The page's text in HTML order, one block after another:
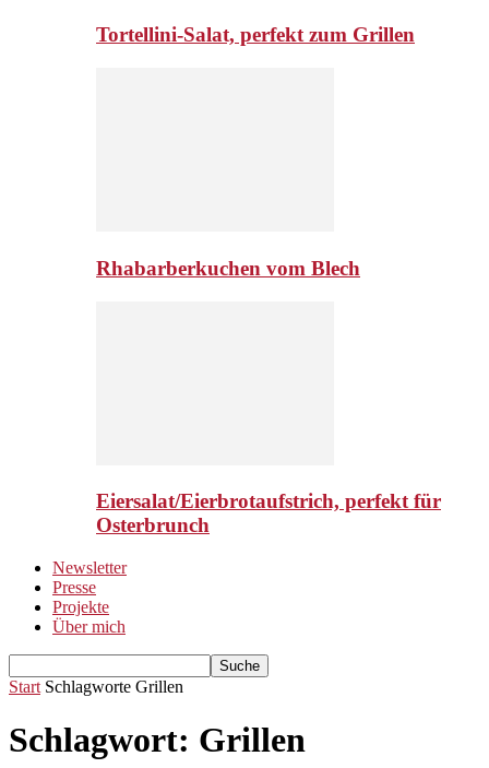
Tortellini-Salat, perfekt zum Grillen
Rhabarberkuchen vom Blech
Eiersalat/Eierbrotaufstrich, perfekt für
Osterbrunch
Newsletter
Presse
Projekte
Über mich
Start Schlagworte Grillen
Schlagwort: Grillen